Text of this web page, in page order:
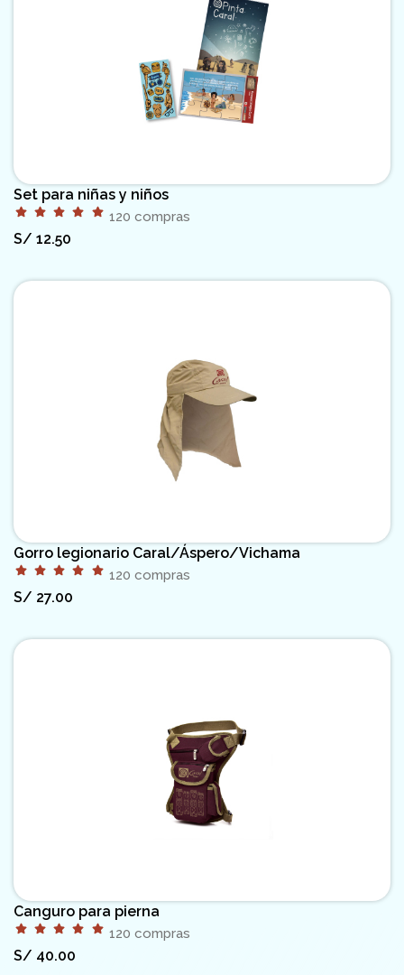
Set para niñas y niños
120 compras
S/ 12.50
Gorro legionario Caral/Áspero/Vichama
120 compras
S/ 27.00
Canguro para pierna
120 compras
S/ 40.00